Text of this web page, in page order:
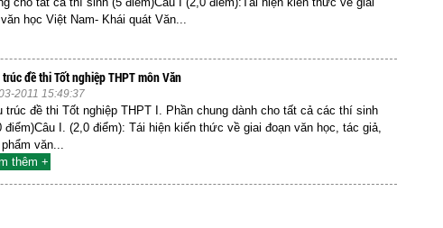
học Việt Nam- Khái quát Văn...
trúc đề thi Tốt nghiệp THPT môn Văn
2011 15:49:37
trúc đề thi Tốt nghiệp THPT I. Phần chung dành cho tất cả các thí sinh
điểm)Câu I. (2,0 điểm): Tái hiện kiến thức về giai đoạn văn học, tác giả,
văn...
thêm +